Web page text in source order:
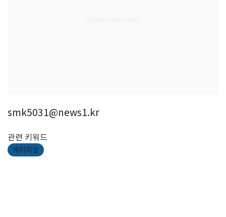
smk5031@news1.kr
관련 키워드
에이피알